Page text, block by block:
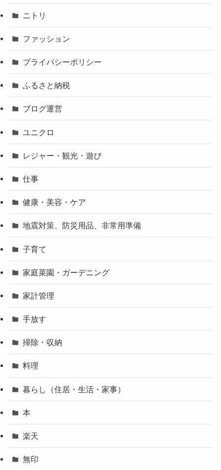
ニトリ
ファッション
プライバシーポリシー
ふるさと納税
ブログ運営
ユニクロ
レジャー・観光・遊び
仕事
健康・美容・ケア
地震対策、防災用品、非常用準備
子育て
家庭菜園・ガーデニング
家計管理
手放す
掃除・収納
料理
暮らし（住居・生活・家事）
本
楽天
無印